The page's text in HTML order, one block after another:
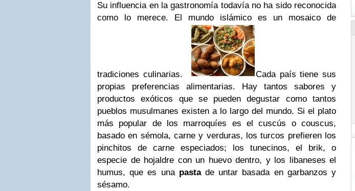
Su influencia en la gastronomía todavía no ha sido reconocida
como lo merece. El mundo islámico es un mosaico de
tradiciones culinarias.
Cada país tiene sus
propias preferencias alimentarias. Hay tantos sabores y
productos exóticos que se pueden degustar como tantos
pueblos musulmanes existen a lo largo del mundo. Si el plato
más popular de los marroquíes es el cuscús o couscus,
basado en sémola, carne y verduras, los turcos prefieren los
pinchitos de carne especiados; los tunecinos, el brik, o
especie de hojaldre con un huevo dentro, y los libaneses el
humus, que es una pastade untar basada en garbanzos y
sésamo.